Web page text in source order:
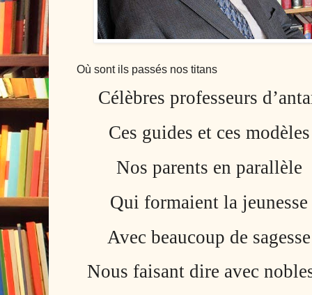
Où sont ils passés nos titans
Célèbres professeurs
Ces guides et ces modèles
Nos parents en parallèle
Qui formaient la jeunesse
Avec beaucoup de sagesse
Nous faisant dire avec